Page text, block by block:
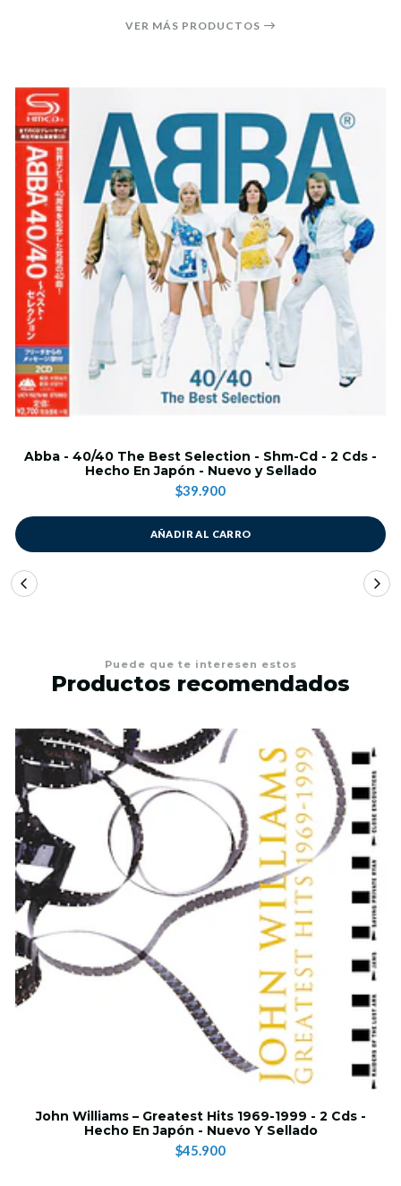
VER MÁS PRODUCTOS
Abba - 40/40 The Best Selection - Shm-Cd - 2 Cds -
Hecho En Japón - Nuevo y Sellado
$39.900
AÑADIR AL CARRO
Puede que te interesen estos
Productos recomendados
John Williams – Greatest Hits 1969-1999 - 2 Cds -
Hecho En Japón - Nuevo Y Sellado
$45.900